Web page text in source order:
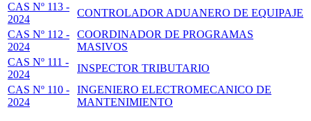
CAS Nº 113 -
2024
CONTROLADOR ADUANERO DE EQUIPAJE
CAS Nº 112 -
2024
COORDINADOR DE PROGRAMAS
MASIVOS
CAS Nº 111 -
2024
INSPECTOR TRIBUTARIO
CAS Nº 110 -
2024
INGENIERO ELECTROMECANICO DE
MANTENIMIENTO